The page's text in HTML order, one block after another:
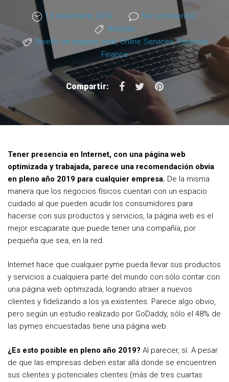
13 noviembre, 2019
No comment(s)
Noticias
Diseño de páginas web,Online Services,Personal
Finance
Compartir:
F
o
o
k
T
e
r
P
i
r
e
s
t
Tener presencia en Internet, con una página web
optimizada y trabajada, parece una recomendación obvia
en pleno año 2019 para cualquier empresa. De la misma
manera que los negocios físicos cuentan con un espacio
cuidado al que pueden acudir los consumidores para
hacerse con sus productos y servicios, la página web es el
mejor escaparate que puede tener una compañía, por
pequeña que sea, en la red.
Internet hace que cualquier pyme pueda llevar sus productos
y servicios a cualquiera parte del mundo con sólo contar con
una página web optimizada, logrando atraer a nuevos
clientes y fidelizando a los ya existentes. Parece algo obvio,
pero según un estudio realizado por GoDaddy, sólo el 48% de
las pymes encuestadas tiene una página web.
¿Es esto posible en pleno año 2019? Al parecer, sí. A pesar
de que las empresas deben estar allá donde se encuentren
sus clientes y potenciales clientes (más de tres cuartas